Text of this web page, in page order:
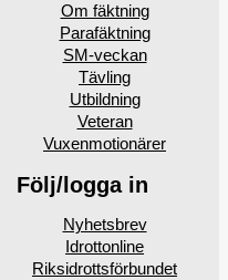
Om fäktning
Parafäktning
SM-veckan
Tävling
Utbildning
Veteran
Vuxenmotionärer
Följ/logga in
Nyhetsbrev
Idrottonline
Riksidrottsförbundet